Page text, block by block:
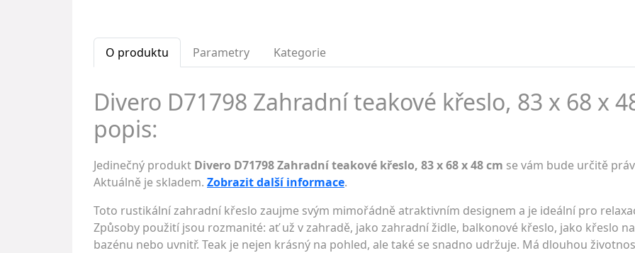
O produktu Parametry Kategorie
Divero D71798 Zahradní teakové křeslo, 83 x 68 x
popis:
Jedinečný produkt Divero D71798 Zahradní teakové křeslo, 83 x 68 x 48 cm se vám bude určitě
Aktuálně je skladem. Zobrazit další informace.
Toto rustikální zahradní křeslo zaujme svým mimořádně atraktivním designem a je ideální pro
Způsoby použití jsou rozmanité: ať už v zahradě, jako zahradní židle, balkonové křeslo, jako křeslo
bazénu nebo uvnitř. Teak je nejen krásný na pohled, ale také se snadno udržuje. Má dlouhou